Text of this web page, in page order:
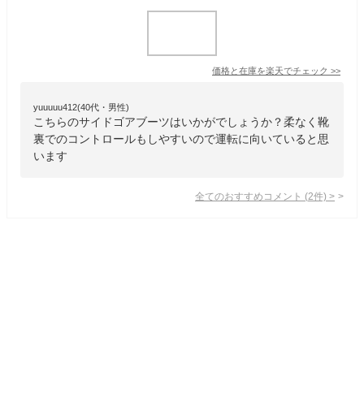
価格と在庫を楽天でチェック >>
yuuuuu412(40代・男性)
こちらのサイドゴアブーツはいかがでしょうか？柔なく靴
裏でのコントロールもしやすいので運転に向いていると思
います
全てのおすすめコメント (2件) >